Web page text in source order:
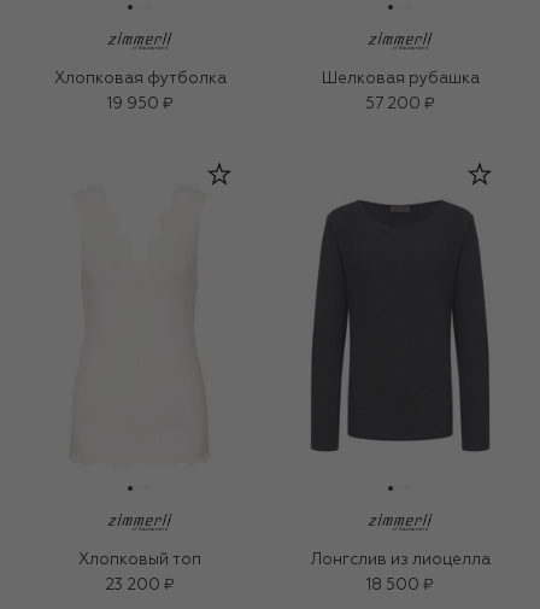
Хлопковая футболка
19 950 ₽
Шелковая рубашка
57 200 ₽
Хлопковый топ
23 200 ₽
Лонгслив из лиоцелла
18 500 ₽